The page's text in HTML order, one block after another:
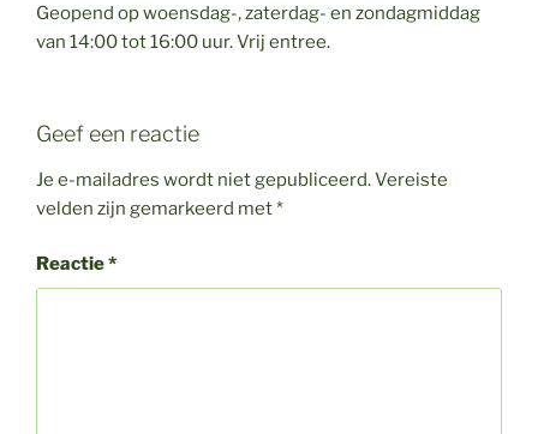
Geopend op woensdag-, zaterdag- en zondagmiddag
van 14:00 tot 16:00 uur. Vrij entree.
Geef een reactie
Je e-mailadres wordt niet gepubliceerd.Vereiste
velden zijn gemarkeerd met*
Reactie*